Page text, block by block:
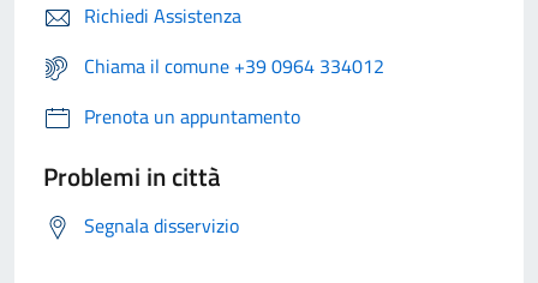
Richiedi Assistenza
Chiama il comune +39 0964 334012
Prenota un appuntamento
Problemi in città
Segnala disservizio